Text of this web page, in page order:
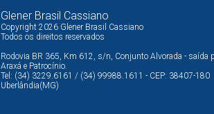
Glener Brasil Cassiano
Copyright 2026 Glener Brasil Cassiano
Todos os direitos reservados
Rodovia BR 365, Km 612, s/n, Conjunto Alvorada - saída
Araxá e Patrocínio.
Tel: (34) 3229.6161 / (34) 99988.1611 - CEP: 38407-180
Uberlândia(MG)